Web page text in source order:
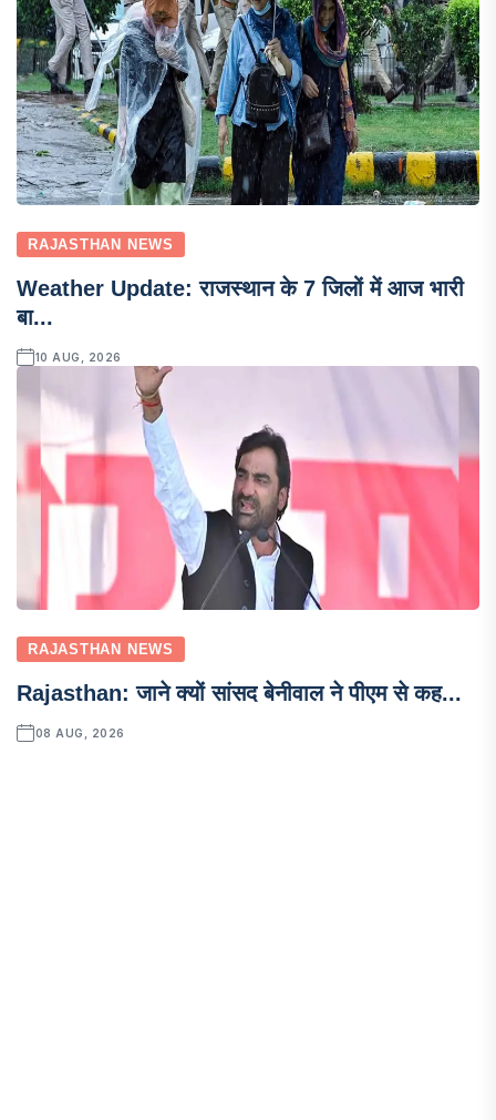
RAJASTHAN NEWS
Weather Update: राजस्थान के 7 जिलों में आज भारी
बा...
10 AUG, 2026
RAJASTHAN NEWS
Rajasthan: जाने क्यों सांसद बेनीवाल ने पीएम से कह...
08 AUG, 2026